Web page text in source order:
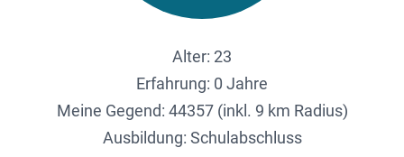
Alter: 23
Erfahrung: 0 Jahre
Meine Gegend: 44357 (inkl. 9 km Radius)
Ausbildung: Schulabschluss